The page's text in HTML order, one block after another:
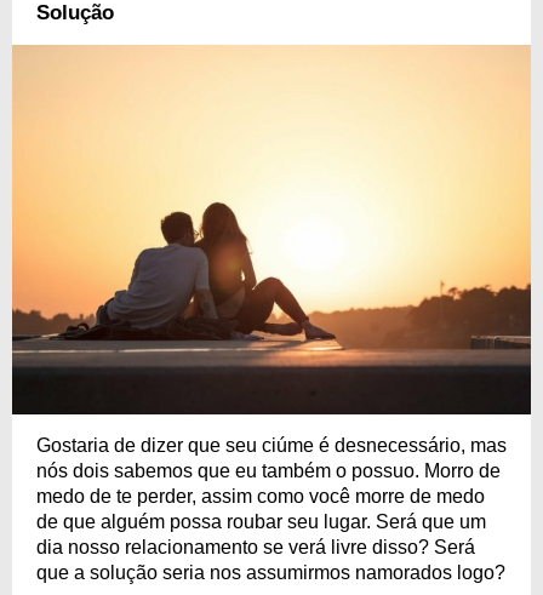
Solução
Gostaria de dizer que seu ciúme é desnecessário, mas
nós dois sabemos que eu também o possuo. Morro de
medo de te perder, assim como você morre de medo
de que alguém possa roubar seu lugar. Será que um
dia nosso relacionamento se verá livre disso? Será
que a solução seria nos assumirmos namorados logo?